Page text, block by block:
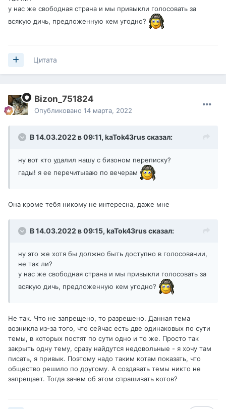
у нас же свободная страна и мы привыкли голосовать за
всякую дичь, предложенную кем угодно?
Цитата
Bizon_751824
Опубликовано 14 марта, 2022
В 14.03.2022 в 09:11, kaTok43rusсказал:
ну вот кто удалил нашу с бизоном переписку?
гады! я ее перечитываю по вечерам
Она кроме тебя никому не интересна, даже мне
В 14.03.2022 в 09:15, kaTok43rusсказал:
ну это же хотя бы должно быть доступно в голосовании,
не так ли?
у нас же свободная страна и мы привыкли голосовать за
всякую дичь, предложенную кем угодно?
Не так. Что не запрещено, то разрешено. Данная тема
возникла из-за того, что сейчас есть две одинаковых по сути
темы, в которых постят по сути одно и то же. Просто так
закрыть одну тему, сразу найдутся недовольные - я хочу там
писать, я привык. Поэтому надо таким котам показать, что
общество решило по другому. А создавать темы никто не
запрещает. Тогда зачем об этом спрашивать котов?